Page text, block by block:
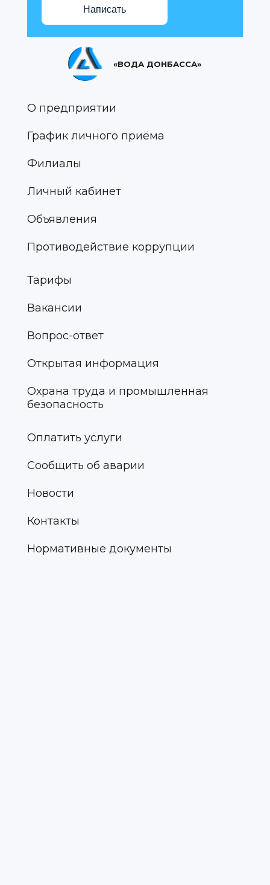
Написать
«ВОДА ДОНБАССА»
О предприятии
График личного приёма
Филиалы
Личный кабинет
Объявления
Противодействие коррупции
Тарифы
Вакансии
Вопрос-ответ
Открытая информация
Охрана труда и промышленная
безопасность
Оплатить услуги
Сообщить об аварии
Новости
Контакты
Нормативные документы